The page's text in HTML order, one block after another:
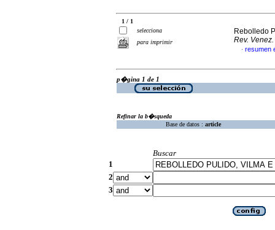
1 / 1
selecciona
para imprimir
Rebolledo
Rev.
· resumen
p�gina 1 de 1
Refinar la b�squeda
Base de datos : article
Buscar
1
2
3